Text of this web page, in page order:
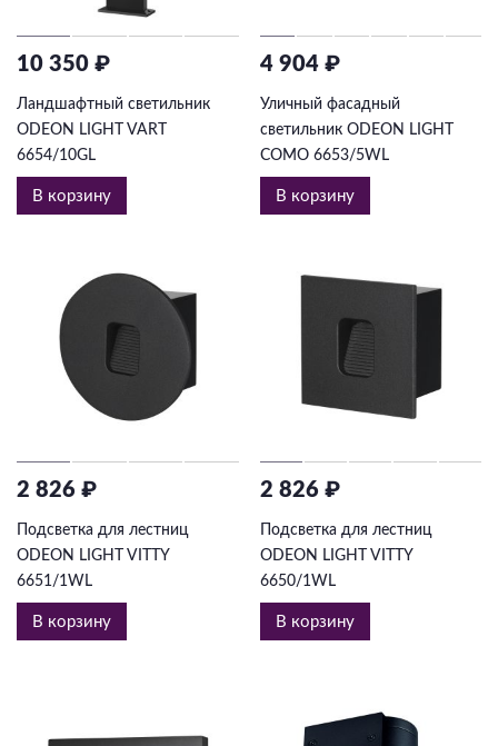
10 350 ₽
Ландшафтный светильник
ODEON LIGHT VART
6654/10GL
В корзину
4 904 ₽
Уличный фасадный
светильник ODEON LIGHT
COMO 6653/5WL
В корзину
2 826 ₽
Подсветка для лестниц
ODEON LIGHT VITTY
6651/1WL
В корзину
2 826 ₽
Подсветка для лестниц
ODEON LIGHT VITTY
6650/1WL
В корзину